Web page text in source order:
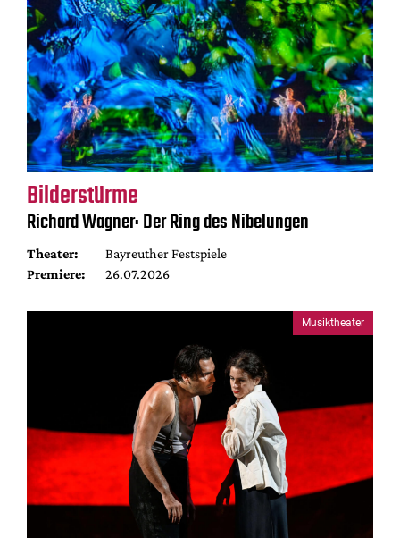
Bilderstürme
Richard Wagner: Der Ring des Nibelungen
Theater:
Bayreuther Festspiele
Premiere:
26.07.2026
Musiktheater